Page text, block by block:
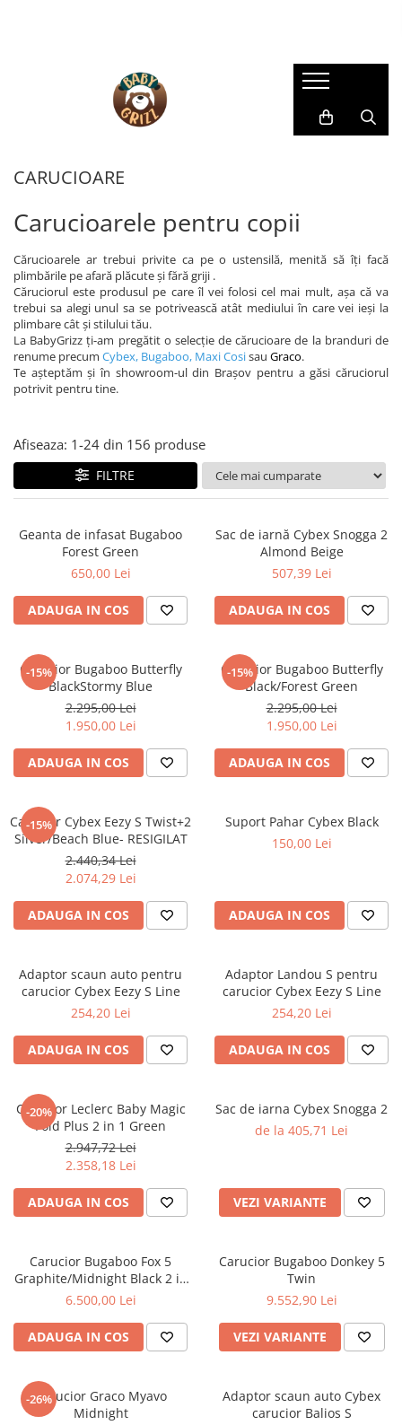
SCAUNE AUTO TIP SCOICĂ
SCAUNE AUTO GRUPA II/III
SPĂTAR
SCAUNE AUTO EVOLUTIVE
SCAUNE AUTO REAR FACING
PRELUNGIT
ACCESORII SCAUNE AUTO
OGLINZI
PARASOLARE
PROTECTII DE BANCHETA
BAZE SCAUNE AUTO
CARUCIOARE 3 IN 1
CARUCIOARE 2 IN 1
CARUCIOARE GEMENI/DUBLE
LANDOURI
BALANSOARE
ROBOȚI DE BUCĂTĂRIE
ACCESORII PENTRU MASĂ
FARFURII SI BOLURI PENTRU
LINGURIȚE ȘI FURCULIȚE
RECIPIENTE DE STOCARE
SCAUNE DE MASĂ PENTRU
BEBELUȘI
STERILIZATOARE
Centre de activitati
JOCURI EDUCATIVE
Figurine
Jocuri de rol
Jucarii instrumente muzicale
Masinute si Trenulete
Puzzle
Salteluțe
JUCARII BEBELUSI
Jucarii de dentitie
Jucarii de tras
Jucarii din plus
Jucarii muzicale
Jucarii Senzoriale
SISTEME DE PURTARE COPII
Trotinete
BAIE & ESENȚIALE
ARPIRATOARE NAZALE
Sutiene pentru alăptare
CARUCIOARE
Carucioarele pentru copii
Cărucioarele ar trebui privite ca pe o ustensilă, menită să îți facă
plimbările pe afară plăcute și fără griji .
Căruciorul este produsul pe care îl vei folosi cel mai mult, așa că va
trebui sa alegi unul sa se potrivească atât mediului în care vei ieși la
plimbare cât și stilului tău.
La BabyGrizz ți-am pregătit o selecție de cărucioare de la branduri de
renume precum Cybex, Bugaboo, Maxi Cosisau Graco.
Te așteptăm și în showroom-ul din Brașov pentru a găsi căruciorul
potrivit pentru tine.
Afiseaza: 1-24 din 156 produse
FILTRE
Geanta de infasat Bugaboo
Forest Green
650,00 Lei
ADAUGA IN COS
Sac de iarnă Cybex Snogga 2
Almond Beige
507,39 Lei
ADAUGA IN COS
-15%
Carucior Bugaboo Butterfly
BlackStormy Blue
2.295,00 Lei
1.950,00 Lei
ADAUGA IN COS
-15%
Carucior Bugaboo Butterfly
Black/Forest Green
2.295,00 Lei
1.950,00 Lei
ADAUGA IN COS
-15%
Carucior Cybex Eezy S Twist+2
Silver/Beach Blue- RESIGILAT
2.440,34 Lei
2.074,29 Lei
ADAUGA IN COS
Suport Pahar Cybex Black
150,00 Lei
ADAUGA IN COS
Adaptor scaun auto pentru
carucior Cybex Eezy S Line
254,20 Lei
ADAUGA IN COS
Adaptor Landou S pentru
carucior Cybex Eezy S Line
254,20 Lei
ADAUGA IN COS
-20%
Carucior Leclerc Baby Magic
Fold Plus 2 in 1 Green
2.947,72 Lei
2.358,18 Lei
ADAUGA IN COS
Sac de iarna Cybex Snogga 2
de la 405,71 Lei
VEZI VARIANTE
Carucior Bugaboo Fox 5
Graphite/Midnight Black 2 in
1
6.500,00 Lei
ADAUGA IN COS
Carucior Bugaboo Donkey 5
Twin
9.552,90 Lei
VEZI VARIANTE
-26%
Carucior Graco Myavo
Midnight
Adaptor scaun auto Cybex
carucior Balios S